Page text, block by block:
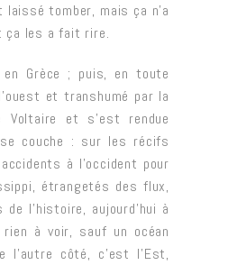
tomber, mais ça n’a
ça les a fait rire.
en Grèce ; puis, en toute
et transhumé par la
Voltaire et s’est rendue
couche : sur les récifs
à l’occident pour
étrangetés des flux,
de l’histoire, aujourd’hui à
à voir, sauf un océan
l’autre côté, c’est l’Est,